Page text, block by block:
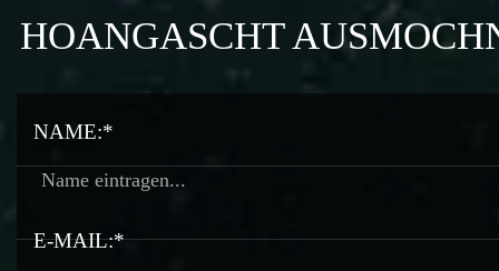
HOANGASCHT
NAME:*
E-MAIL:*